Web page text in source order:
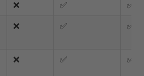
❌ ✅ ✅
❌ ✅ ✅
❌ ✅ ✅